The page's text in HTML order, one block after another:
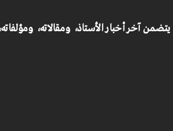
يتضمن آخر أخبار الأستاذ، ومقالاته،